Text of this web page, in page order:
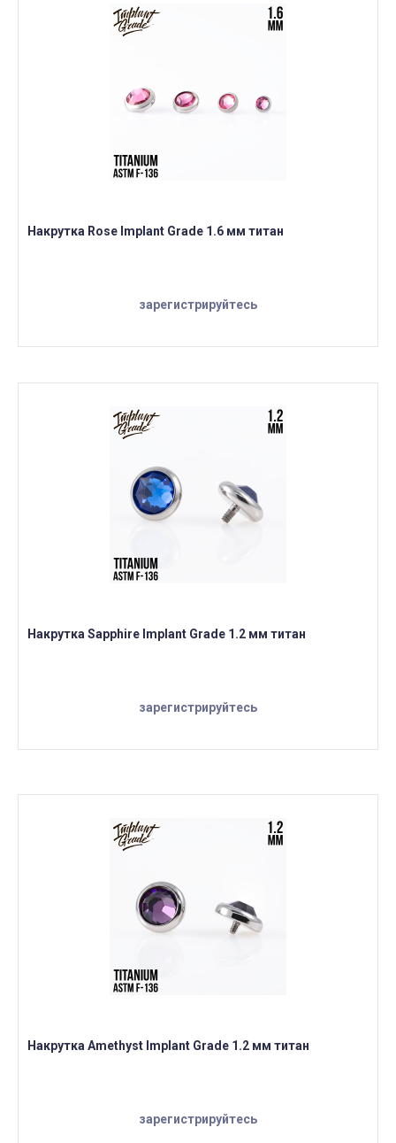
Накрутка Rose Implant Grade 1.6 мм титан
зарегистрируйтесь
Накрутка Sapphire Implant Grade 1.2 мм титан
зарегистрируйтесь
Накрутка Amethyst Implant Grade 1.2 мм титан
зарегистрируйтесь